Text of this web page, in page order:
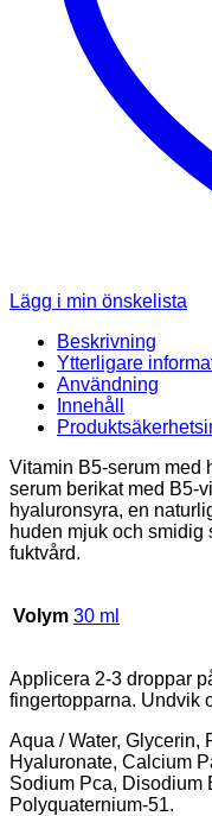
Lägg i min önskelista
Beskrivning
Ytterligare
Användning
Innehåll
Vitamin B5-serum med
serum berikat med B5-
hyaluronsyra, en
huden mjuk och smidig
fuktvård.
Volym 30 ml
Applicera 2-3 droppar
fingertopparna. Undvik
Aqua / Water, Glycerin,
Hyaluronate, Calcium
Sodium Pca, Disodium
Polyquaternium-51.